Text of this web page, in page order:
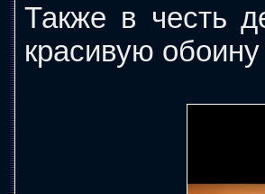
Также в честь
красивую